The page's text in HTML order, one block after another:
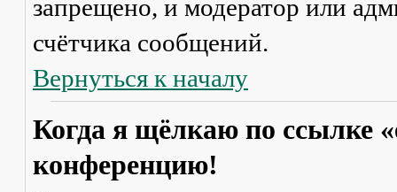
запрещено, и модератор или
счётчика сообщений.
Вернуться к началу
Когда я щёлкаю по ссылке
конференцию!